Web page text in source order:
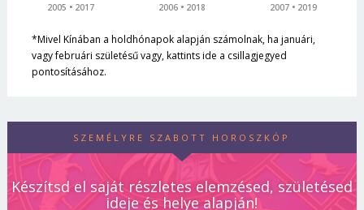
2005
2017
2006
2018
2007
2019
*Mivel Kínában a holdhónapok alapján számolnak, ha januári,
vagy februári születésű vagy, kattints ide a csillagjegyed
pontosításához.
SZEMÉLYRE SZABOTT HOROSZKÓP
Készítsd el saját részletes elemzésed, születésed
ideje és helye alapján!